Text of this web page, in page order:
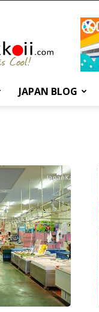
JAPAN BLOG